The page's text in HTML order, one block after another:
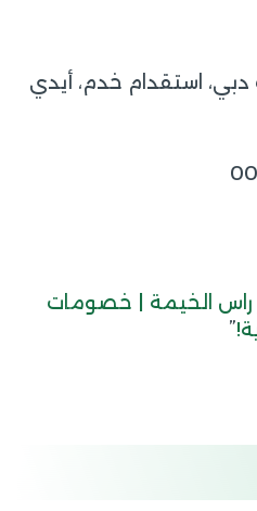
استقدام خدم، أيدي
راس الخيمة | خصومات
”